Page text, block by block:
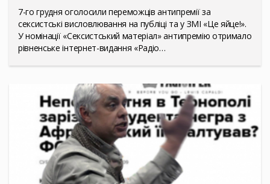
7-го грудня оголосили переможців антипремії за
сексистські висловлювання на публіці та у ЗМІ «Це яйце!».
У номінації «Сексистський матеріал» антипремію отримало
рівненське інтернет-видання «Радіо…